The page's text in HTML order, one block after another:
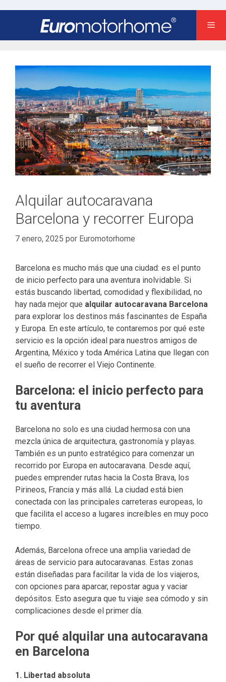
Alquilar autocaravana
Barcelona y recorrer Europa
7 enero, 2025 por Euromotorhome
Barcelona es mucho más que una ciudad: es el punto
de inicio perfecto para una aventura inolvidable. Si
estás buscando libertad, comodidad y flexibilidad, no
hay nada mejor que alquilar autocaravana Barcelona
para explorar los destinos más fascinantes de España
y Europa. En este artículo, te contaremos por qué este
servicio es la opción ideal para nuestros amigos de
Argentina, México y toda América Latina que llegan con
el sueño de recorrer el Viejo Continente.
Barcelona: el inicio perfecto para
tu aventura
Barcelona no solo es una ciudad hermosa con una
mezcla única de arquitectura, gastronomía y playas.
También es un punto estratégico para comenzar un
recorrido por Europa en autocaravana. Desde aquí,
puedes emprender rutas hacia la Costa Brava, los
Pirineos, Francia y más allá. La ciudad está bien
conectada con las principales carreteras europeas, lo
que facilita el acceso a lugares increíbles en muy poco
tiempo.
Además, Barcelona ofrece una amplia variedad de
áreas de servicio para autocaravanas. Estas zonas
están diseñadas para facilitar la vida de los viajeros,
con opciones para aparcar, repostar agua y vaciar
depósitos. Esto asegura que tu viaje sea cómodo y sin
complicaciones desde el primer día.
Por qué alquilar una autocaravana
en Barcelona
1. Libertad absoluta